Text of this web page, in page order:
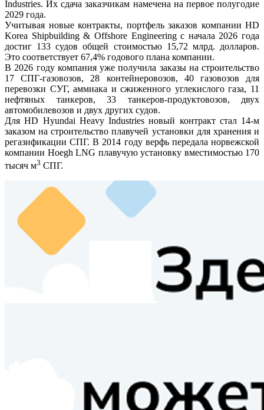
Industries. Их сдача заказчикам намечена на первое полугодие
2029 года.
Учитывая новые контракты, портфель заказов компании HD
Korea Shipbuilding & Offshore Engineering с начала 2026 года
достиг 133 судов общей стоимостью 15,72 млрд. долларов.
Это соответствует 67,4% годового плана компании.
В 2026 году компания уже получила заказы на строительство
17 СПГ-газовозов, 28 контейнеровозов, 40 газовозов для
перевозки СУГ, аммиака и сжиженного углекислого газа, 11
нефтяных танкеров, 33 танкеров-продуктовозов, двух
автомобилевозов и двух других судов.
Для HD Hyundai Heavy Industries новый контракт стал 14-м
заказом на строительство плавучей установки для хранения и
регазификации СПГ. В 2014 году верфь передала норвежской
компании Hoegh LNG плавучую установку вместимостью 170
тысяч м3 СПГ.